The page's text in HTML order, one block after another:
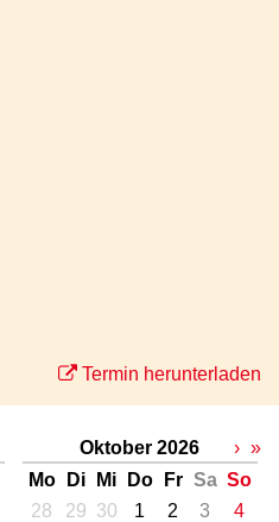
Termin herunterladen
Oktober 2026
Mo
Di Mi Do Fr Sa So
28
29 30 1 2 3
4
› »